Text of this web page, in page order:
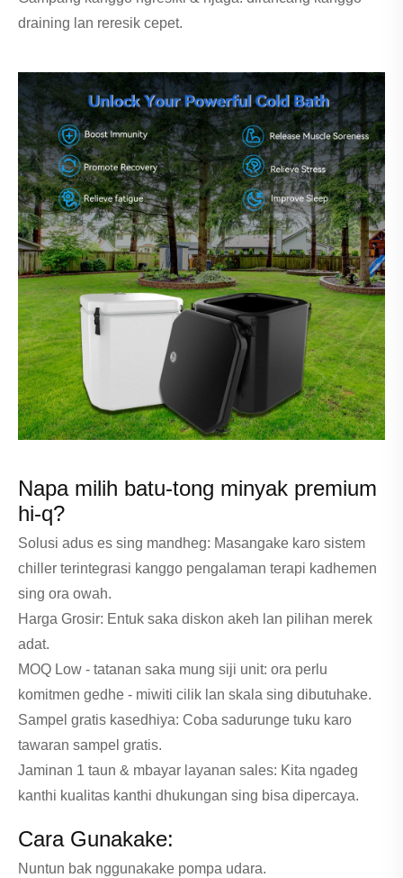
draining lan reresik cepet.
Napa milih batu-tong minyak premium
hi-q?
Solusi adus es sing mandheg: Masangake karo sistem
chiller terintegrasi kanggo pengalaman terapi kadhemen
sing ora owah.
Harga Grosir: Entuk saka diskon akeh lan pilihan merek
adat.
MOQ Low - tatanan saka mung siji unit: ora perlu
komitmen gedhe - miwiti cilik lan skala sing dibutuhake.
Sampel gratis kasedhiya: Coba sadurunge tuku karo
tawaran sampel gratis.
Jaminan 1 taun & mbayar layanan sales: Kita ngadeg
kanthi kualitas kanthi dhukungan sing bisa dipercaya.
Cara Gunakake:
Nuntun bak nggunakake pompa udara.